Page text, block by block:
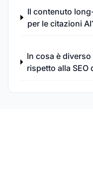
Il contenuto
per le citazioni
In cosa è
rispetto alla SEO